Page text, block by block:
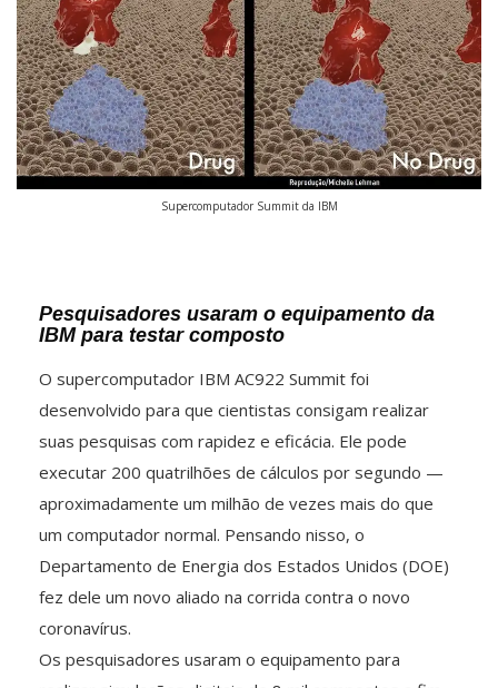
Supercomputador Summit da IBM
Pesquisadores usaram o equipamento da
IBM para testar composto
O supercomputador IBM AC922 Summit foi
desenvolvido para que cientistas consigam realizar
suas pesquisas com rapidez e eficácia. Ele pode
executar 200 quatrilhões de cálculos por segundo —
aproximadamente um milhão de vezes mais do que
um computador normal. Pensando nisso, o
Departamento de Energia dos Estados Unidos (DOE)
fez dele um novo aliado na corrida contra o novo
coronavírus.
Os pesquisadores usaram o equipamento para